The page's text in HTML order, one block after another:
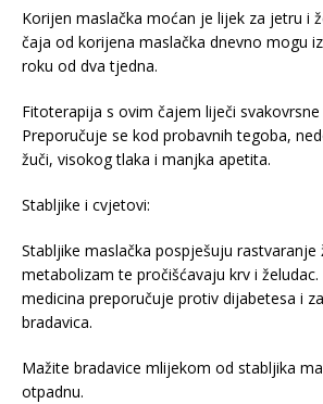
Korijen maslačka moćan je lijek za jetru i
čaja od korijena maslačka dnevno mogu
roku od dva tjedna.
Fitoterapija s ovim čajem liječi
Preporučuje se kod probavnih tegoba,
žuči, visokog tlaka i manjka apetita.
Stabljike i cvjetovi:
Stabljike maslačka pospješuju rastvaranje
metabolizam te pročišćavaju krv i
medicina preporučuje protiv dijabetesa i
bradavica.
Mažite bradavice mlijekom od stabljika
otpadnu.